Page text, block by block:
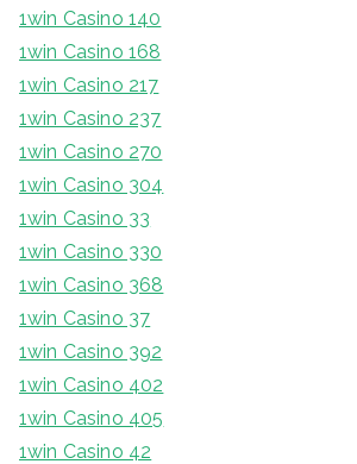
1win Casino 140
1win Casino 168
1win Casino 217
1win Casino 237
1win Casino 270
1win Casino 304
1win Casino 33
1win Casino 330
1win Casino 368
1win Casino 37
1win Casino 392
1win Casino 402
1win Casino 405
1win Casino 42